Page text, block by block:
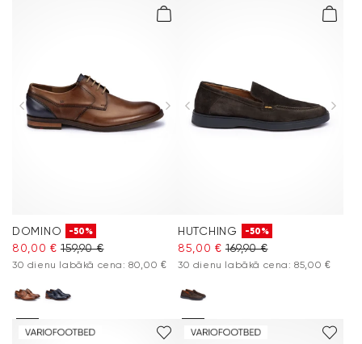
DOMINO -50%
80,00 € 159,90 €
30 dienu labākā cena: 80,00 €
HUTCHING -50%
85,00 € 169,90 €
30 dienu labākā cena: 85,00 €